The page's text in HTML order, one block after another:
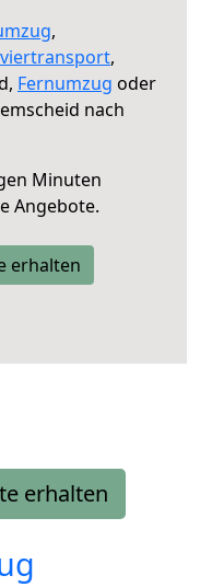
,
,
Fernumzug oder
nach
Minuten
Angebote.
erhalten
erhalten